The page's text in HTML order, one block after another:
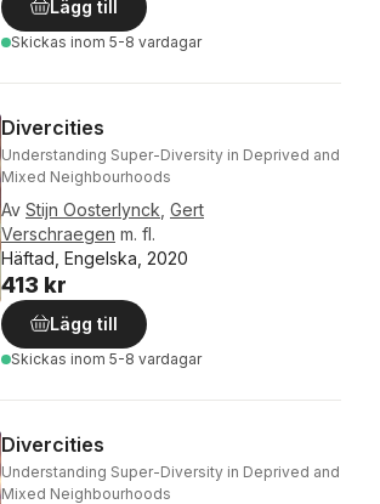
Lägg till
Skickas inom 5-8 vardagar
Divercities
Understanding Super-Diversity in Deprived and
Mixed Neighbourhoods
Av Stijn Oosterlynck Gert
Verschraegen m. fl.
Häftad, Engelska, 2020
413 kr
Lägg till
Skickas inom 5-8 vardagar
Divercities
Understanding Super-Diversity in Deprived and
Mixed Neighbourhoods